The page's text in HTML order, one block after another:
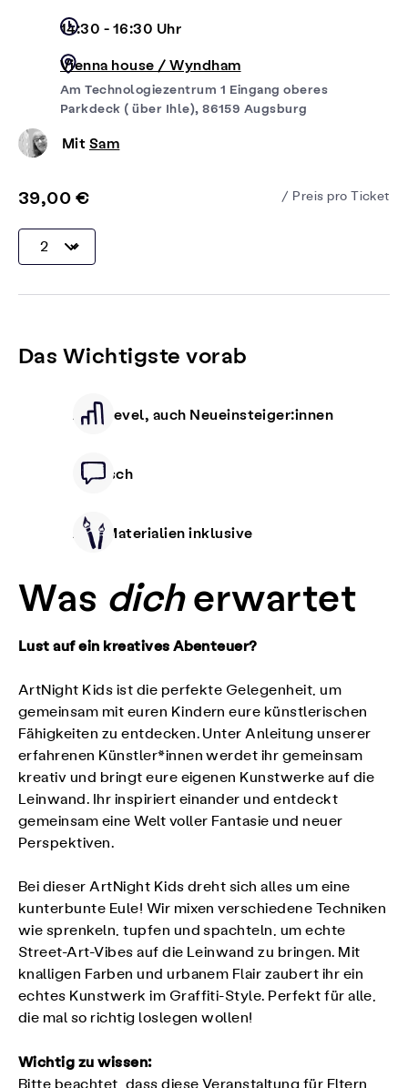
14:30 - 16:30 Uhr
Vienna house / Wyndham
Am Technologiezentrum 1 Eingang oberes
Parkdeck ( über Ihle), 86159 Augsburg
Mit Sam
39,00 € / Preis pro Ticket
Das Wichtigste vorab
Alle Level, auch Neueinsteiger:innen
Deutsch
Alle Materialien inklusive
Was dicherwartet
Lust auf ein kreatives Abenteuer?
ArtNight Kids ist die perfekte Gelegenheit, um
gemeinsam mit euren Kindern eure künstlerischen
Fähigkeiten zu entdecken. Unter Anleitung unserer
erfahrenen Künstler*innen werdet ihr gemeinsam
kreativ und bringt eure eigenen Kunstwerke auf die
Leinwand. Ihr inspiriert einander und entdeckt
gemeinsam eine Welt voller Fantasie und neuer
Perspektiven.
Bei dieser ArtNight Kids dreht sich alles um eine
kunterbunte Eule! Wir mixen verschiedene Techniken
wie sprenkeln, tupfen und spachteln, um echte
Street-Art-Vibes auf die Leinwand zu bringen. Mit
knalligen Farben und urbanem Flair zaubert ihr ein
echtes Kunstwerk im Graffiti-Style. Perfekt für alle,
die mal so richtig loslegen wollen!
Wichtig zu wissen:
Bitte beachtet, dass diese Veranstaltung für Eltern